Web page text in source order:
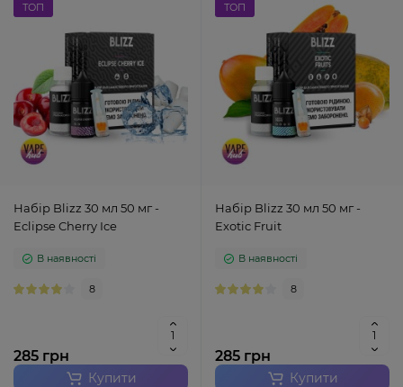
ТОП
Набір Blizz 30 мл 50 мг -
Eclipse Cherry Ice
В наявності
8
285 грн
Купити
ТОП
Набір Blizz 30 мл 50 мг -
Exotic Fruit
В наявності
8
285 грн
Купити